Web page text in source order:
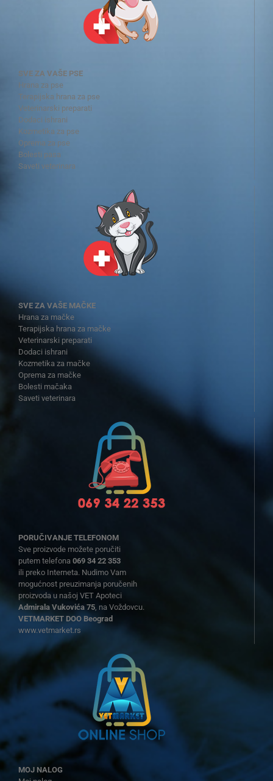
SVE ZA VAŠE PSE
Hrana za pse
Terapijska hrana za pse
Veterinarski preparati
Dodaci ishrani
Kozmetika za pse
Oprema za pse
Bolesti pasa
Saveti veterinara
SVE ZA VAŠE MAČKE
Hrana za mačke
Terapijska hrana za mačke
Veterinarski preparati
Dodaci ishrani
Kozmetika za mačke
Oprema za mačke
Bolesti mačaka
Saveti veterinara
PORUČIVANJE TELEFONOM
Sve proizvode možete poručiti
putem telefona 069 34 22 353
ili preko Interneta. Nudimo Vam
mogućnost preuzimanja poručenih
proizvoda u našoj VET Apoteci
Admirala Vukovića 75, na Voždovcu.
VETMARKET DOO Beograd
www.vetmarket.rs
MOJ NALOG